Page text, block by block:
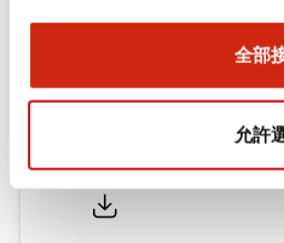
全部
允許
認證
Flush Silhouette LW系列
2025/09/19.PDF1.23MB